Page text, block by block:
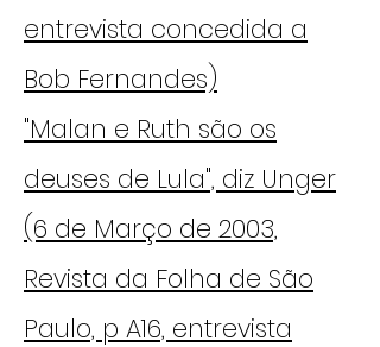
entrevista concedida a
Bob Fernandes)
"Malan e Ruth são os
deuses de Lula", diz Unger
(6 de Março de 2003,
Revista da Folha de São
Paulo, p A16, entrevista